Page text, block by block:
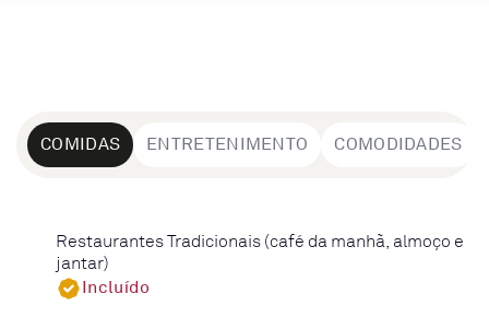
COMIDAS ENTRETENIMENTO COMODIDADES
Restaurantes Tradicionais (café da manhã, almoço e
jantar)
Incluído